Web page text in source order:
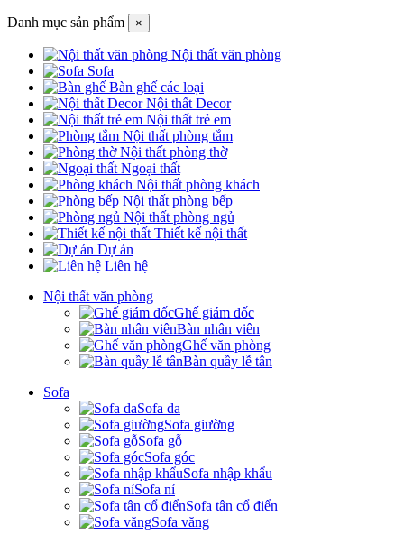
Danh mục sản phẩm ×
Nội thất văn phòng
Sofa
Bàn ghế các loại
Nội thất Decor
Nội thất trẻ em
Nội thất phòng tắm
Nội thất phòng thờ
Ngoại thất
Nội thất phòng khách
Nội thất phòng bếp
Nội thất phòng ngủ
Thiết kế nội thất
Dự án
Liên hệ
Nội thất văn phòng
Ghế giám đốc
Bàn nhân viên
Ghế văn phòng
Bàn quầy lễ tân
Sofa
Sofa da
Sofa giường
Sofa gỗ
Sofa góc
Sofa nhập khẩu
Sofa nỉ
Sofa tân cổ điển
Sofa văng